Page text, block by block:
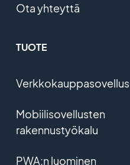
Ota yhteyttä
TUOTE
Verkkokauppasovellus
Mobiilisovellusten
rakennustyökalu
PWA:n luominen